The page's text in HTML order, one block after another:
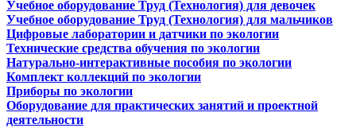
Учебное оборудование Труд (Технология) для девочек
Учебное оборудование Труд (Технология) для мальчиков
Цифровые лаборатории и датчики по экологии
Технические средства обучения по экологии
Натурально-интерактивные пособия по экологии
Комплект коллекций по экологии
Приборы по экологии
Оборудование для практических занятий и проектной
деятельности